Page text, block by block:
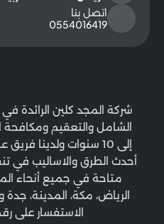
اتصل بنا
0554016419
شركة المجد كلين الرائدة
الشامل والتعقيم
إلى 10 سنوات ولدينا
أحدث الطرق والاساليب في
متاحة في جميع أنحاء
الرياض، مكة، المدينة، جدة
الاستفسار على رقم